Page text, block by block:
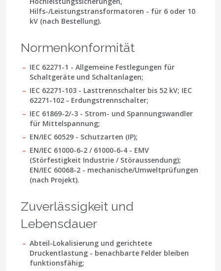
Hilfs-/Leistungstransformatoren - für 6 oder 10
kV (nach Bestellung).
Normenkonformität
IEC 62271-1 - Allgemeine Festlegungen für
Schaltgeräte und Schaltanlagen;
IEC 62271-103 - Lasttrennschalter bis 52 kV; IEC
62271-102 - Erdungstrennschalter;
IEC 61869-2/-3 - Strom- und Spannungswandler
für Mittelspannung;
EN/IEC 60529 - Schutzarten (IP);
EN/IEC 61000-6-2 / 61000-6-4 - EMV
(Störfestigkeit Industrie / Störaussendung);
EN/IEC 60068-2 - mechanische/Umweltprüfungen
(nach Projekt).
Zuverlässigkeit und
Lebensdauer
Abteil-Lokalisierung und gerichtete
Druckentlastung - benachbarte Felder bleiben
funktionsfähig;